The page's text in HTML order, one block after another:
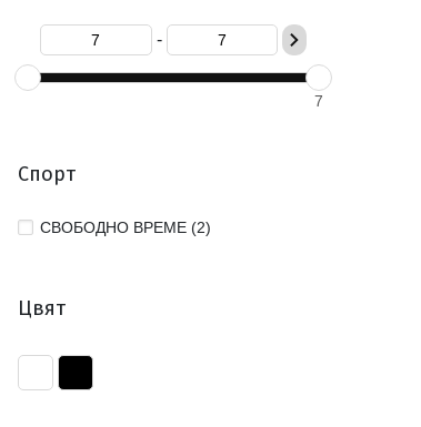
-
7
Спорт
СВОБОДНО ВРЕМЕ (2)
Цвят